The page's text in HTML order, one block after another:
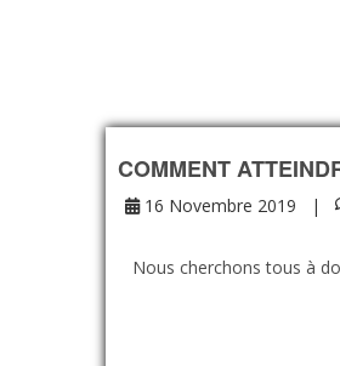
COMMENT
16 Novembre 2019
Nous cherchons tous à